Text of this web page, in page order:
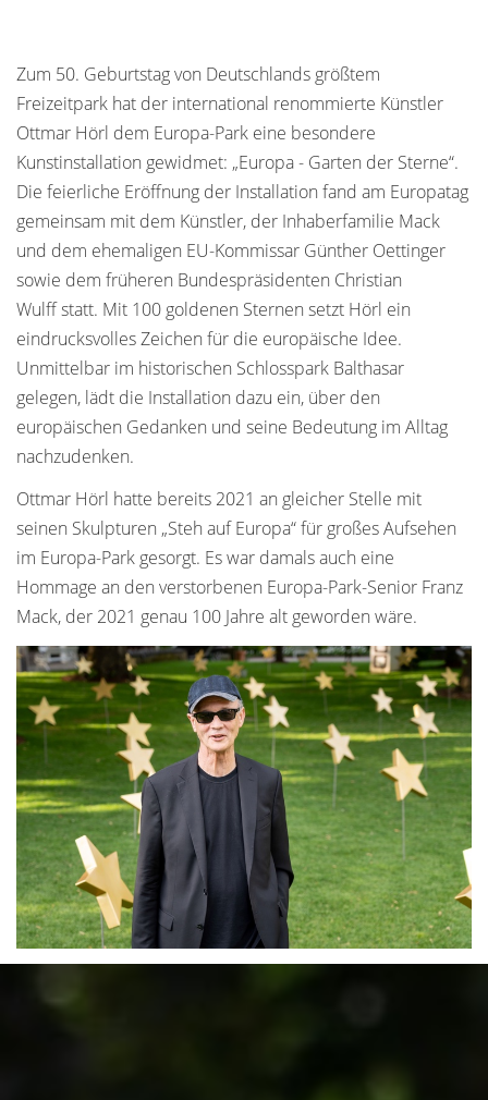
Zum 50. Geburtstag von Deutschlands größtem
Freizeitpark hat der international renommierte Künstler
Ottmar Hörl dem Europa-Park eine besondere
Kunstinstallation gewidmet: „Europa - Garten der Sterne“.
Die feierliche Eröffnung der Installation fand am Europatag
gemeinsam mit dem Künstler, der Inhaberfamilie Mack
und dem ehemaligen EU-Kommissar Günther Oettinger
sowie dem früheren Bundespräsidenten Christian
Wulff statt. Mit 100 goldenen Sternen setzt Hörl ein
eindrucksvolles Zeichen für die europäische Idee.
Unmittelbar im historischen Schlosspark Balthasar
gelegen, lädt die Installation dazu ein, über den
europäischen Gedanken und seine Bedeutung im Alltag
nachzudenken.
Ottmar Hörl hatte bereits 2021 an gleicher Stelle mit
seinen Skulpturen „Steh auf Europa“ für großes Aufsehen
im Europa-Park gesorgt. Es war damals auch eine
Hommage an den verstorbenen Europa-Park-Senior Franz
Mack, der 2021 genau 100 Jahre alt geworden wäre.